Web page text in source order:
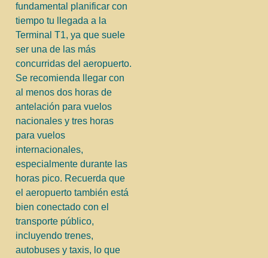
fundamental planificar con
tiempo tu llegada a la
Terminal T1, ya que suele
ser una de las más
concurridas del aeropuerto.
Se recomienda llegar con
al menos dos horas de
antelación para vuelos
nacionales y tres horas
para vuelos
internacionales,
especialmente durante las
horas pico. Recuerda que
el aeropuerto también está
bien conectado con el
transporte público,
incluyendo trenes,
autobuses y taxis, lo que